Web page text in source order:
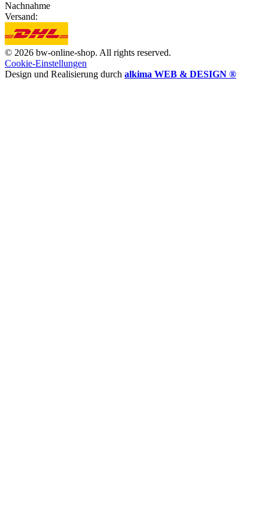
Nachnahme
Versand:
© 2026 bw-online-shop. All rights reserved.
Cookie-Einstellungen
Design und Realisierung durch alkima WEB & DESIGN ®